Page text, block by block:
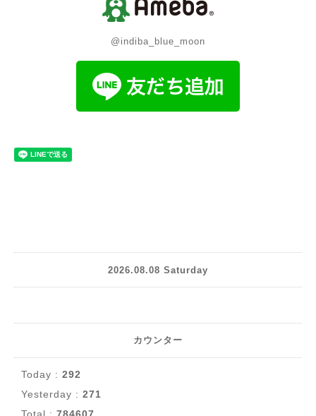
@indiba_blue_moon
2026.08.08 Saturday
カウンター
Today : 292
Yesterday : 271